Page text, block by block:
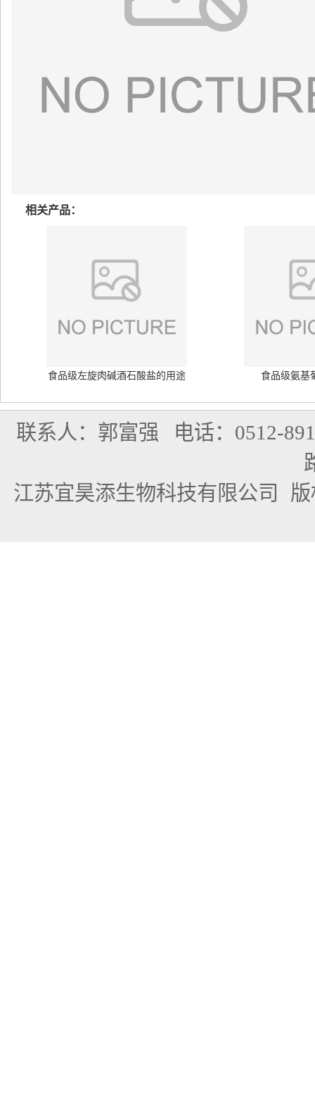
相关产品：
食品级左旋肉碱酒石酸盐的用途 食品级氨基
联系人：郭富强 电话：0512-
江苏宜昊添生物科技有限公司